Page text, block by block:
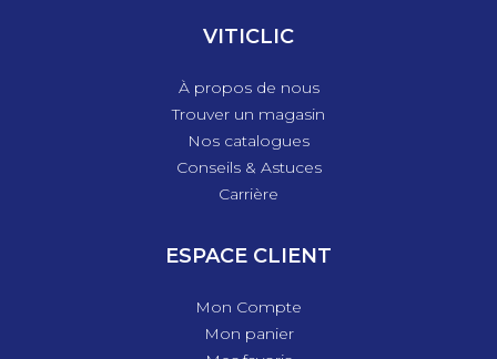
VITICLIC
À propos de nous
Trouver un magasin
Nos catalogues
Conseils & Astuces
Carrière
ESPACE CLIENT
Mon Compte
Mon panier